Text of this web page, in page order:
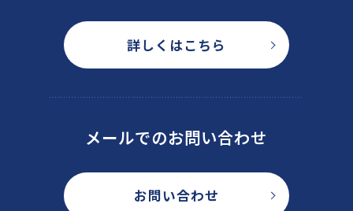
詳しくはこちら
メールでのお問い合わせ
お問い合わせ